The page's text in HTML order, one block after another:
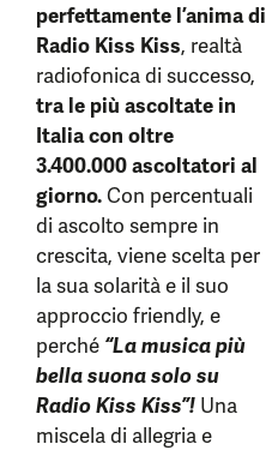
perfettamente l’anima di
Radio Kiss Kiss, realtà
radiofonica di successo,
tra le più ascoltate in
Italia con oltre
3.400.000 ascoltatori al
giorno.Con percentuali
di ascolto sempre in
crescita, viene scelta per
la sua solarità e il suo
approccio friendly, e
perché “La musica più
bella suona solo su
Radio Kiss Kiss”! Una
miscela di allegria e